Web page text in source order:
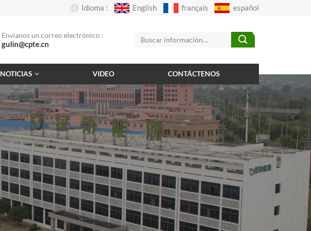
Idioma : English français español
Envíanos un correo electrónico :
gulin@cpte.cn
NOTICIAS VIDEO CONTÁCTENOS